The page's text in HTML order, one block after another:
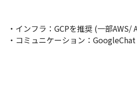
・インフラ：GCPを推奨 (一部AWS/
・コミュニケーション：GoogleChat